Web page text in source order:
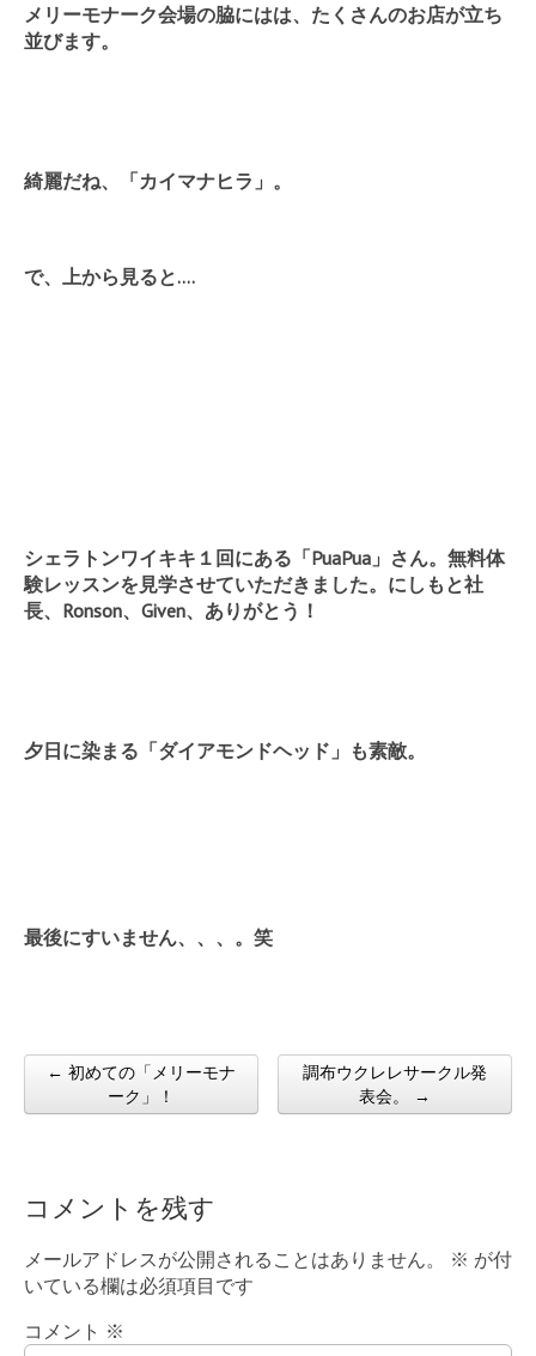
メリーモナーク会場の脇にはは、たくさんのお店が立ち
並びます。
綺麗だね、「カイマナヒラ」。
で、上から見ると….
シェラトンワイキキ１回にある「PuaPua」さん。無料体
験レッスンを見学させていただきました。にしもと社
長、Ronson、Given、ありがとう！
夕日に染まる「ダイアモンドヘッド」も素敵。
最後にすいません、、、。笑
Post navigation
← 初めての「メリーモナ
ーク」！
調布ウクレレサークル発
表会。 →
コメントを残す
メールアドレスが公開されることはありません。 ※ が付
いている欄は必須項目です
コメント ※